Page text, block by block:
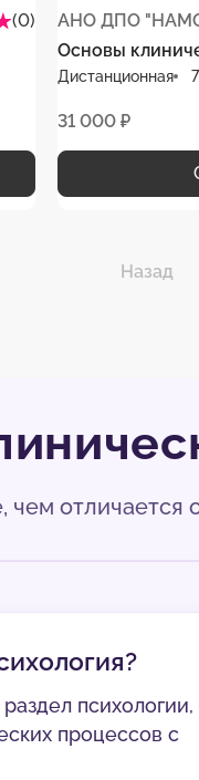
(0)
Основы
Дистанционная
31 000 ₽
Назад
чем
психологии,
процессов с